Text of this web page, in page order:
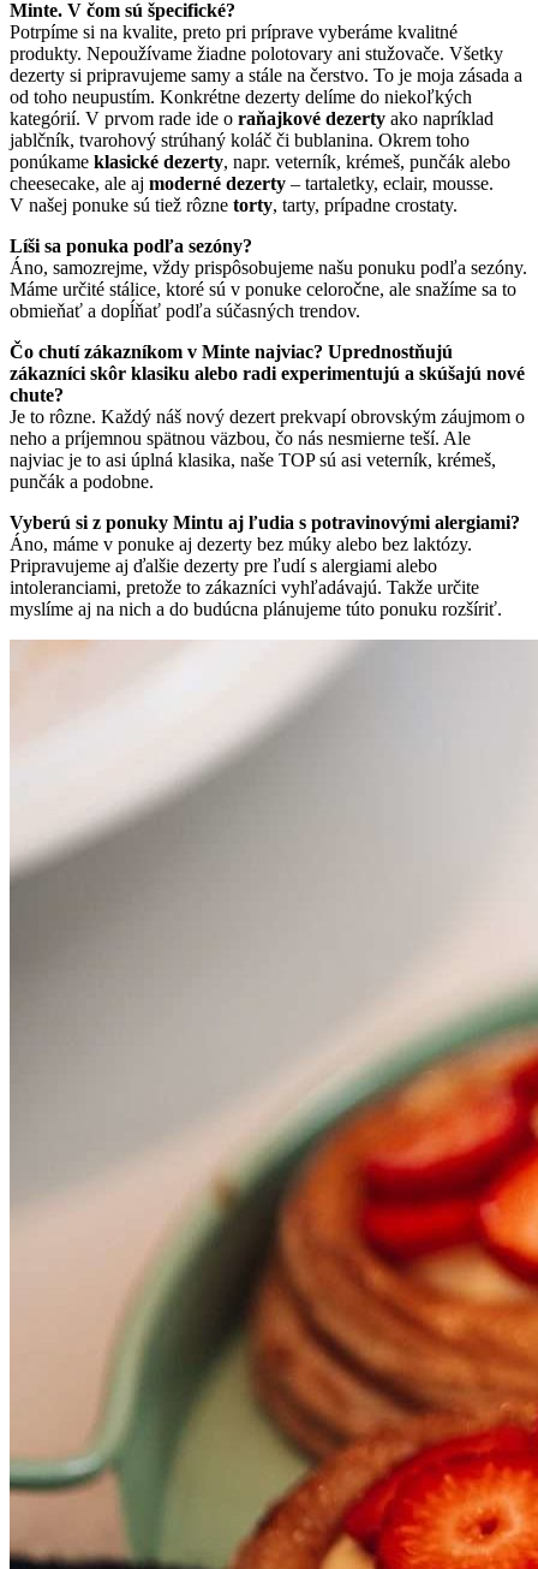
Minte. V čom sú špecifické?
Potrpíme si na kvalite, preto pri príprave vyberáme kvalitné
produkty. Nepoužívame žiadne polotovary ani stužovače. Všetky
dezerty si pripravujeme samy a stále na čerstvo. To je moja zásada a
od toho neupustím. Konkrétne dezerty delíme do niekoľkých
kategórií. V prvom rade ide o raňajkové dezerty ako napríklad
jablčník, tvarohový strúhaný koláč či bublanina. Okrem toho
ponúkame klasické dezerty, napr. veterník, krémeš, punčák alebo
cheesecake, ale aj moderné dezerty – tartaletky, eclair, mousse.
V našej ponuke sú tiež rôzne torty, tarty, prípadne crostaty.
Líši sa ponuka podľa sezóny?
Áno, samozrejme, vždy prispôsobujeme našu ponuku podľa sezóny.
Máme určité stálice, ktoré sú v ponuke celoročne, ale snažíme sa to
obmieňať a dopĺňať podľa súčasných trendov.
Čo chutí zákazníkom v Minte najviac? Uprednostňujú
zákazníci skôr klasiku alebo radi experimentujú a skúšajú nové
chute?
Je to rôzne. Každý náš nový dezert prekvapí obrovským záujmom o
neho a príjemnou spätnou väzbou, čo nás nesmierne teší. Ale
najviac je to asi úplná klasika, naše TOP sú asi veterník, krémeš,
punčák a podobne.
Vyberú si z ponuky Mintu aj ľudia s potravinovými alergiami?
Áno, máme v ponuke aj dezerty bez múky alebo bez laktózy.
Pripravujeme aj ďalšie dezerty pre ľudí s alergiami alebo
intoleranciami, pretože to zákazníci vyhľadávajú. Takže určite
myslíme aj na nich a do budúcna plánujeme túto ponuku rozšíriť.